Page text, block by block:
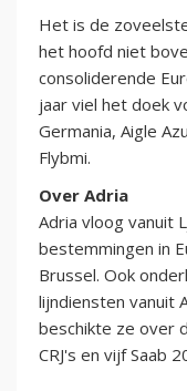
Het is de
het hoofd niet
consoliderende
jaar viel het doek
Germania, Aigle
Flybmi.
Over Adria
Adria vloog vanuit
bestemmingen in
Brussel. Ook
lijndiensten vanuit
beschikte ze over
CRJ's en vijf Saab